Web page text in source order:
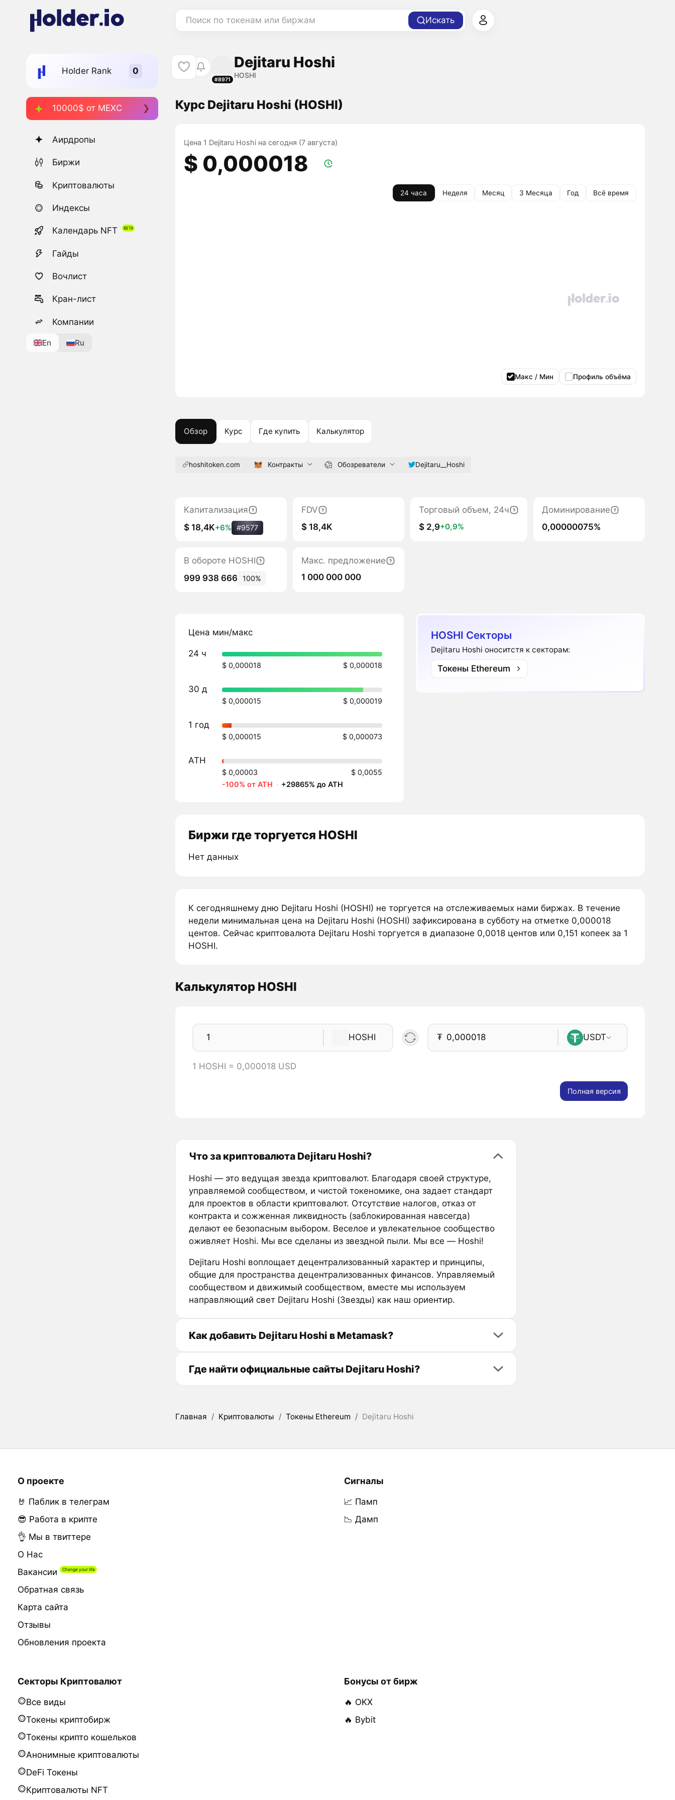
Поиск по токенам или биржам Искать
Holder Rank
10000$ от MEXC
Аирдропы
Биржи
Криптовалюты
Индексы
Календарь NFT
Гайды
Вочлист
Кран-лист
Компании
En Ru
#8971
Dejitaru Hoshi
HOSHI
Курс Dejitaru Hoshi (HOSHI)
Цена 1 Dejitaru Hoshi на сегодня (7 августа)
$ 0,000018
24 часа Неделя Месяц 3 Месяца Год Всё время
Макс / Мин Профиль объёма
Обзор Курс Где купить Калькулятор
hoshitoken.com Контракты Обозреватели Dejitaru__Hoshi
Капитализация
$ 18,4K+6% #9577
FDV
$ 18,4K
Торговый объем, 24ч
$ 2,9+0,9%
Доминирование
0,00000075%
В обороте HOSHI
999 938 666
100%
Макс. предложение
1 000 000 000
Цена мин/макс
24 ч
$ 0,000018 $ 0,000018
30 д
$ 0,000015 $ 0,000019
1 год
$ 0,000015 $ 0,000073
ATH
$ 0,00003
$ 0,0055
-100% от ATH · +29865% до ATH
HOSHI Секторы
Dejitaru Hoshi оноситстя к секторам:
Токены Ethereum
Биржи где торгуется HOSHI
Нет данных
К сегодняшнему дню Dejitaru Hoshi (HOSHI) не торгуется на отслеживаемых нами биржах. В течение
недели минимальная цена на Dejitaru Hoshi (HOSHI) зафиксирована в субботу на отметке 0,000018
центов. Сейчас криптовалюта Dejitaru Hoshi торгуется в диапазоне 0,0018 центов или 0,151 копеек за 1
HOSHI.
Калькулятор HOSHI
HOSHI ₮ USDT
1 HOSHI = 0,000018 USD
Полная версия
Что за криптовалюта Dejitaru Hoshi?
Hoshi — это ведущая звезда криптовалют. Благодаря своей структуре,
управляемой сообществом, и чистой токеномике, она задает стандарт
для проектов в области криптовалют. Отсутствие налогов, отказ от
контракта и сожженная ликвидность (заблокированная навсегда)
делают ее безопасным выбором. Веселое и увлекательное сообщество
оживляет Hoshi. Мы все сделаны из звездной пыли. Мы все — Hoshi!
Dejitaru Hoshi воплощает децентрализованный характер и принципы,
общие для пространства децентрализованных финансов. Управляемый
сообществом и движимый сообществом, вместе мы используем
направляющий свет Dejitaru Hoshi (Звезды) как наш ориентир.
Как добавить Dejitaru Hoshi в Metamask?
Где найти официальные сайты Dejitaru Hoshi?
Главная / Криптовалюты / Токены Ethereum / Dejitaru Hoshi
О проекте
🤘 Паблик в телеграм
😎 Работа в крипте
👌 Мы в твиттере
О Нас
Вакансии
Обратная связь
Карта сайта
Отзывы
Обновления проекта
Сигналы
📈 Памп
📉 Дамп
Секторы Криптовалют
Все виды
Токены криптобирж
Токены крипто кошельков
Анонимные криптовалюты
DeFi Токены
Криптовалюты NFT
Бонусы от бирж
🔥 OKX
🔥 Bybit